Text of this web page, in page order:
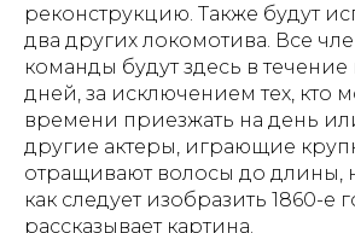
реконструкцию. Также будут
два других локомотива. Все
команды будут здесь в течение
дней, за исключением тех, кто
времени приезжать на день
другие актеры, играющие
отращивают волосы до длины,
как следует изобразить 1860-е
рассказывает картина.